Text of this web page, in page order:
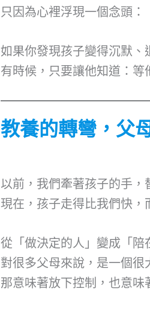
只因為心裡浮現一個念頭：
如果你發現孩子變得沉默、
有時候，只要讓他知道：等
教養的轉彎，父
以前，我們牽著孩子的手，
現在，孩子走得比我們快，
從「做決定的人」變成「陪
對很多父母來說，是一個很
那意味著放下控制，也意味